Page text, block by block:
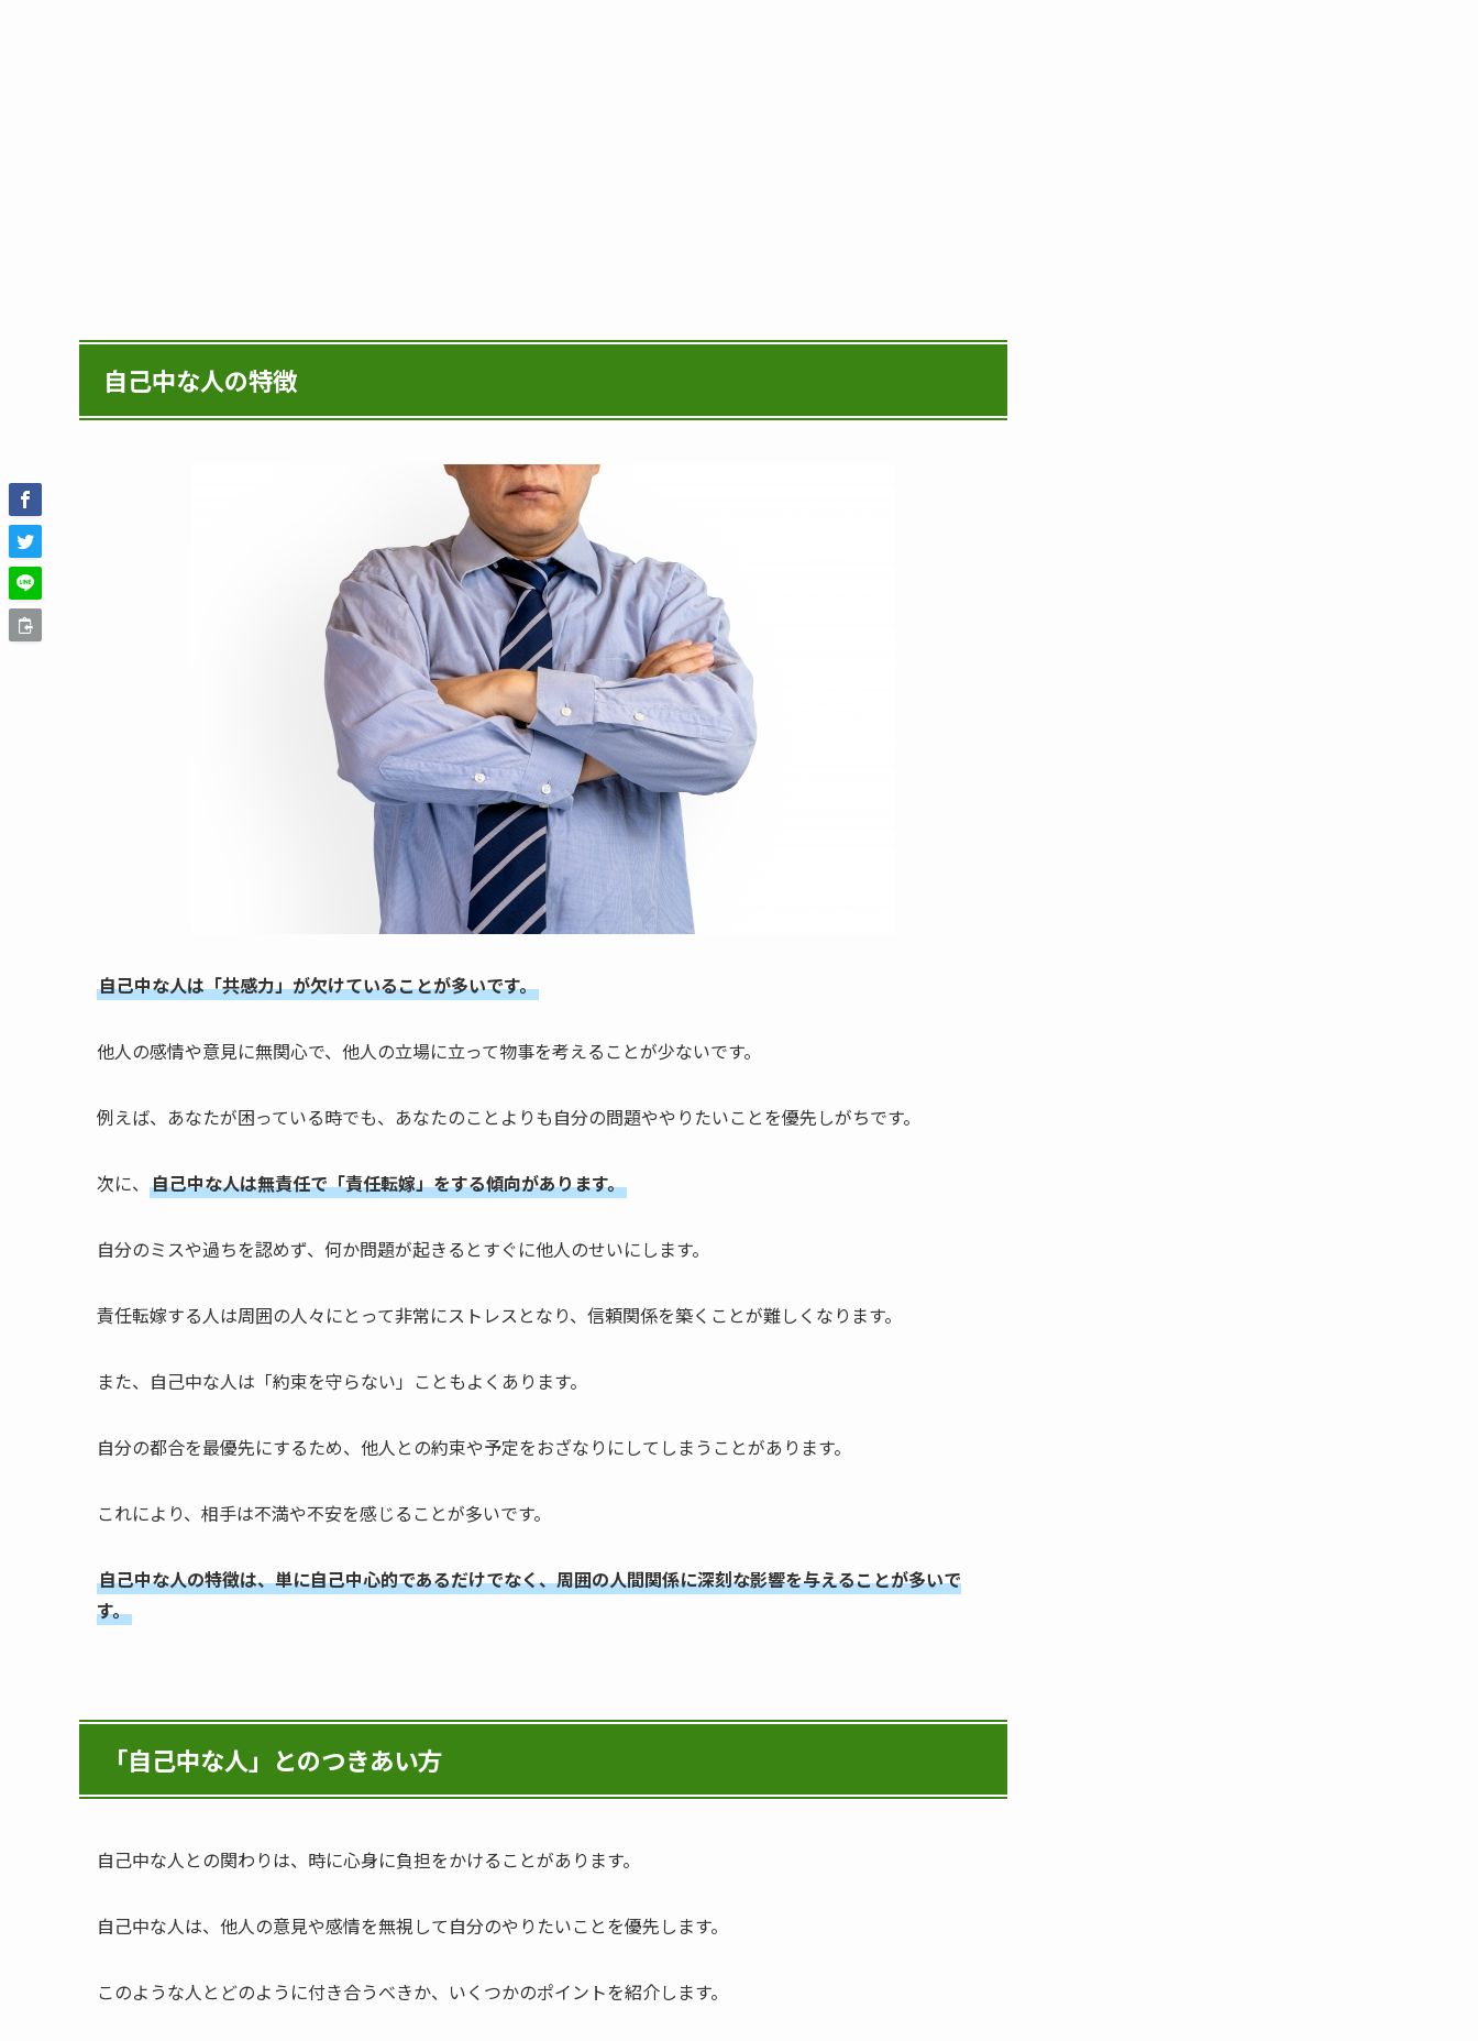
自己中な人の特徴
自己中な人は「共感力」が欠けていることが多いです。
他人の感情や意見に無関心で、他人の立場に立って物事を考えることが少ないです。
例えば、あなたが困っている時でも、あなたのことよりも自分の問題ややりたいことを優先しがちです。
次に、 自己中な人は無責任で「責任転嫁」をする傾向があります。
自分のミスや過ちを認めず、何か問題が起きるとすぐに他人のせいにします。
責任転嫁する人は周囲の人々にとって非常にストレスとなり、信頼関係を築くことが難しくなります。
また、自己中な人は「約束を守らない」こともよくあります。
自分の都合を最優先にするため、他人との約束や予定をおざなりにしてしまうことがあります。
これにより、相手は不満や不安を感じることが多いです。
自己中な人の特徴は、単に自己中心的であるだけでなく、周囲の人間関係に深刻な影響を与えることが多いで
す。
「自己中な人」とのつきあい方
自己中な人との関わりは、時に心身に負担をかけることがあります。
自己中な人は、他人の意見や感情を無視して自分のやりたいことを優先します。
このような人とどのように付き合うべきか、いくつかのポイントを紹介します。